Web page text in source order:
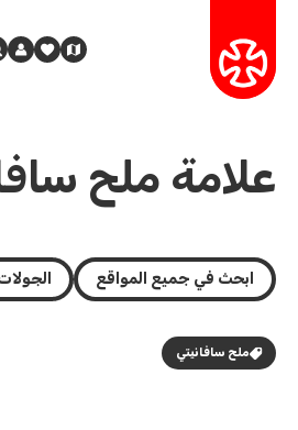
علامة ملح
ابحث في جميع المواقع
ملح سافانيتي